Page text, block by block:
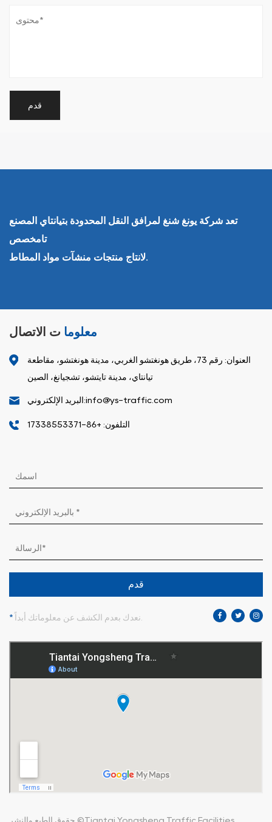
تعد شركة يونغ شنغ لمرافق النقل المحدودة بتيانتاي المصنع
تامخصص
معلوما ت الاتصال
العنوان: رقم 73، طريق هونغتشو الغربي، مدينة هونغتشو، مقاطعة
تيانتاي، مدينة تايتشو، تشجيانغ، الصين
البريد الإلكتروني:info@ys-traffic.com
التلفون: +86-17338553371
قدم
*
حقوق الطبع والنشر ©Tiantai Yongsheng Traffic Facilities